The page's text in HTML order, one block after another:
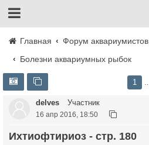
Главная
Форум аквариумистов
Болезни аквариумных рыбок
1
delves Участник
16 апр 2016, 18:50
Ихтиофтириоз - стр. 180